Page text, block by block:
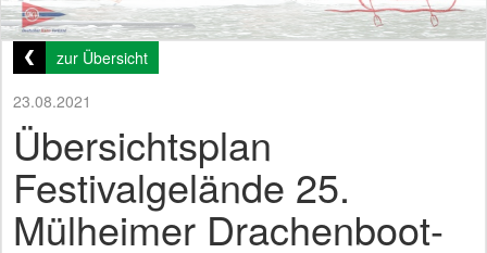
zur Übersicht
23.08.2021
Übersichtsplan
Festivalgelände 25.
Mülheimer Drachenboot-